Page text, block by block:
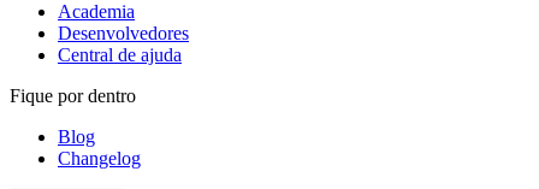
Academia
Desenvolvedores
Central de ajuda
Fique por dentro
Blog
Changelog